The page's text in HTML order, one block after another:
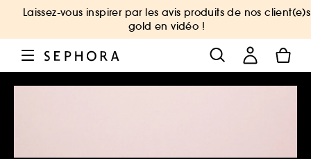
Laissez-vous inspirer par les avis produits de nos client(e)s
gold en vidéo !